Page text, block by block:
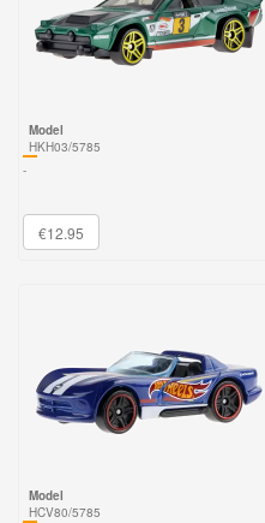
Model
HKH03/5785
-
€12.95
Model
HCV80/5785